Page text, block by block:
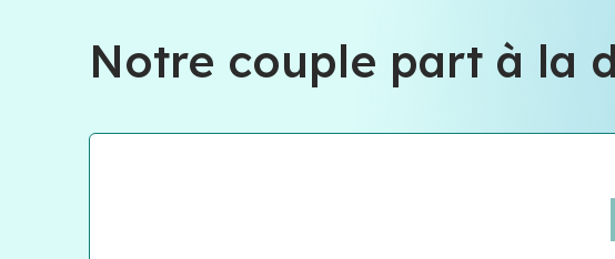
Notre couple part à la